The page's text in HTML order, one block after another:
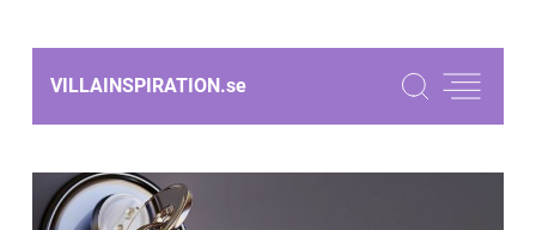
VILLAINSPIRATION.se